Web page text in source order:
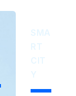
SMA
RT
CIT
Y